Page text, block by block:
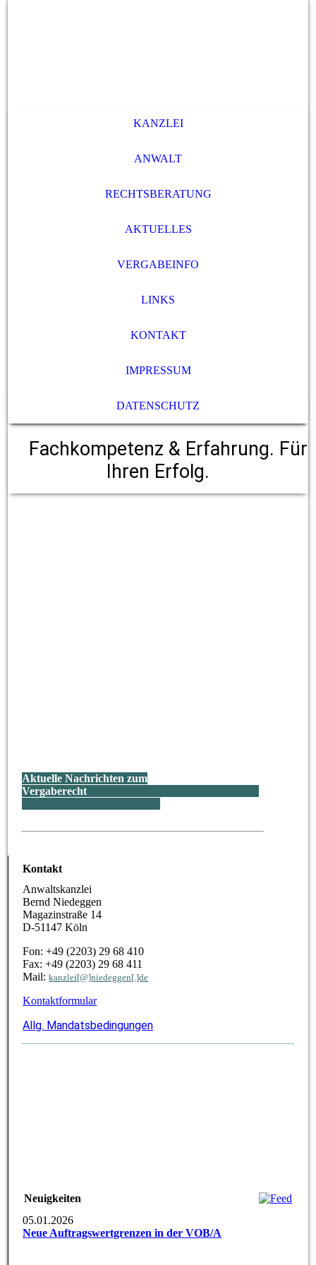
KANZLEI
ANWALT
RECHTSBERATUNG
AKTUELLES
VERGABEINFO
LINKS
KONTAKT
IMPRESSUM
DATENSCHUTZ
Fachkompetenz & Erfahrung. Für
Ihren Erfolg.
Aktuelle Nachrichten zum
Vergaberecht
Kontakt
Anwaltskanzlei
Bernd Niedeggen
Magazinstraße 14
D-51147 Köln
Fon: +49 (2203) 29 68 410
Fax:+49 (2203) 29 68 411
Mail:kanzlei[@]niedeggen[.]de
Kontaktformular
Allg. Mandatsbedingungen
Neuigkeiten
05.01.2026
Neue Auftragswertgrenzen in der VOB/A